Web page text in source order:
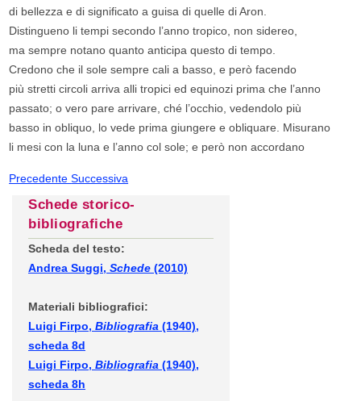
di bellezza e di significato a guisa di quelle di Aron.
Distingueno li tempi secondo l’anno tropico, non sidereo,
ma sempre notano quanto anticipa questo di tempo.
Credono che il sole sempre cali a basso, e però facendo
più stretti circoli arriva alli tropici ed equinozi prima che l’anno
passato; o vero pare arrivare, ché l’occhio, vedendolo più
basso in obliquo, lo vede prima giungere e obliquare. Misurano
li mesi con la luna e l’anno col sole; e però non accordano
PrecedenteSuccessiva
Schede storico-
bibliografiche
Scheda del testo:
Andrea Suggi, Schede (2010)
Materiali bibliografici:
Luigi Firpo, Bibliografia (1940),
scheda 8d
Luigi Firpo, Bibliografia (1940),
scheda 8h